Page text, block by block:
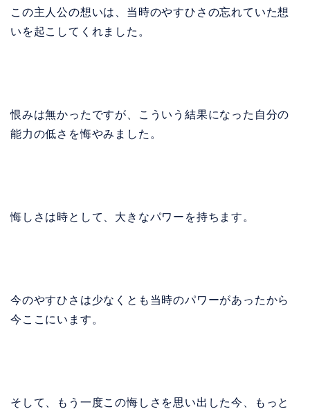
この主人公の想いは、当時のやすひさの忘れていた想
いを起こしてくれました。
恨みは無かったですが、こういう結果になった自分の
能力の低さを悔やみました。
悔しさは時として、大きなパワーを持ちます。
今のやすひさは少なくとも当時のパワーがあったから
今ここにいます。
そして、もう一度この悔しさを思い出した今、もっと